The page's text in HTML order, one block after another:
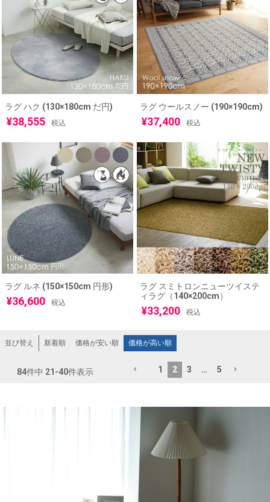
ラグ ハク (130×180cm だ円)
¥38,555 税込
ラグ ウールスノー (190×190cm)
¥37,400 税込
ラグ ルネ (150×150cm 円形)
¥36,600 税込
ラグ スミトロンニューツイステ
ィラグ（140×200cm）
¥33,200 税込
並び替え 新着順 価格が安い順 価格が高い順
84件中 21-40件表示 1 2 3 … 5